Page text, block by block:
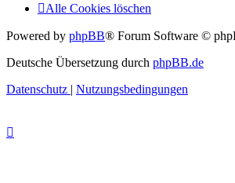
Alle Cookies löschen
Powered by phpBB® Forum Software ©
Deutsche Übersetzung durch phpBB.de
Datenschutz | Nutzungsbedingungen